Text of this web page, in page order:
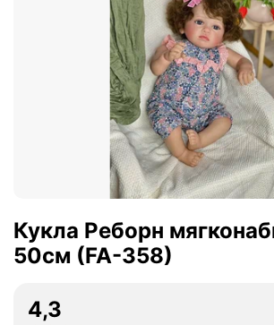
Кукла Реборн
50см (FA-358)
4,3